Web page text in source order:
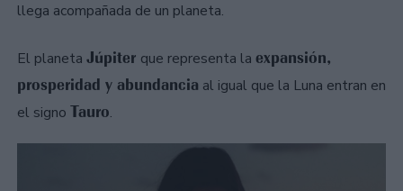
llega acompañada de un planeta.
El planeta Júpiter que representa la expansión,
prosperidad y abundancia al igual que la Luna entran en
el signo Tauro.